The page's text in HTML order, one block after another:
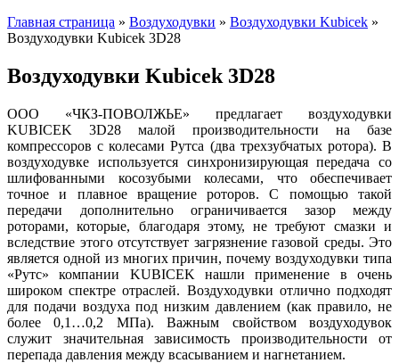
Главная страница » Воздуходувки » Воздуходувки Kubicek »
Воздуходувки Kubicek 3D28
Воздуходувки Kubicek 3D28
ООО «ЧКЗ-ПОВОЛЖЬЕ» предлагает воздуходувки
KUBICEK 3D28 малой производительности на базе
компрессоров с колесами Рутса (два трехзубчатых ротора). В
воздуходувке используется синхронизирующая передача со
шлифованными косозубыми колесами, что обеспечивает
точное и плавное вращение роторов. С помощью такой
передачи дополнительно ограничивается зазор между
роторами, которые, благодаря этому, не требуют смазки и
вследствие этого отсутствует загрязнение газовой среды. Это
является одной из многих причин, почему воздуходувки типа
«Рутс» компании KUBICEK нашли применение в очень
широком спектре отраслей. Воздуходувки отлично подходят
для подачи воздуха под низким давлением (как правило, не
более 0,1…0,2 МПа). Важным свойством воздуходувок
служит значительная зависимость производительности от
перепада давления между всасыванием и нагнетанием.